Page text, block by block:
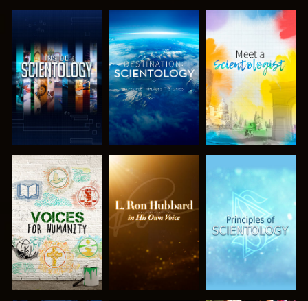
UTFORSKA
SERIEN
UTFORSKA
SERIEN
UTFORSKA
SERIEN